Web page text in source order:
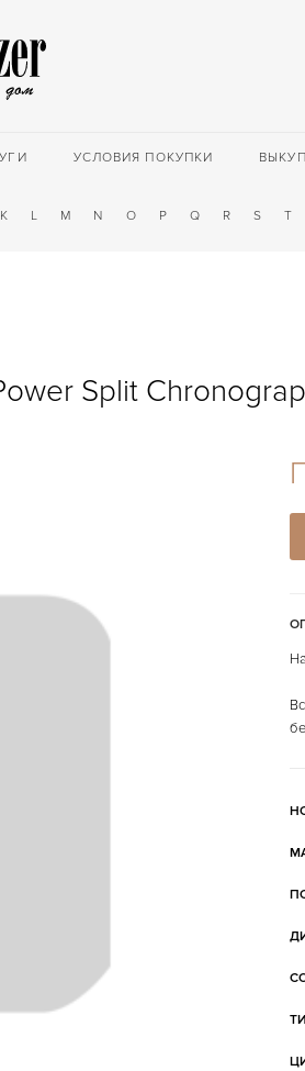
УСЛОВИЯ ПОКУПКИ ВЫКУП
K L M N O P Q R S T
Split